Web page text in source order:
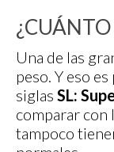
¿CUÁNTO
Una de las
peso. Y eso
siglas SL:
comparar con
tampoco